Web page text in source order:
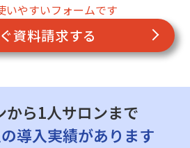
いやすいフォームです
資料請求する
から1人サロンまで
導入実績があります